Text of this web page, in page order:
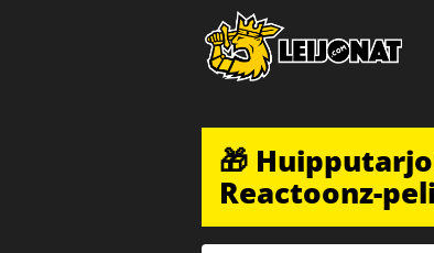
🎁
Reactoonz-